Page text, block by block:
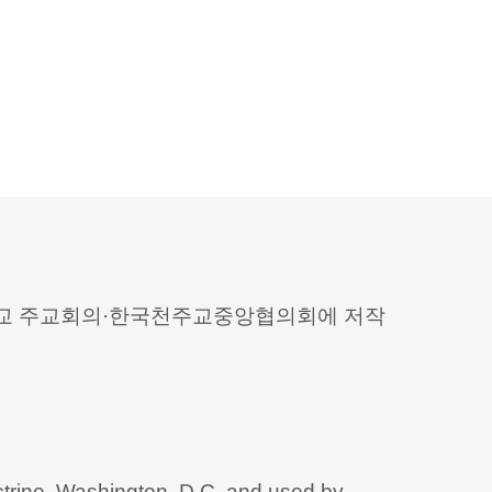
주교회의·한국천주교중앙협의회에 저작